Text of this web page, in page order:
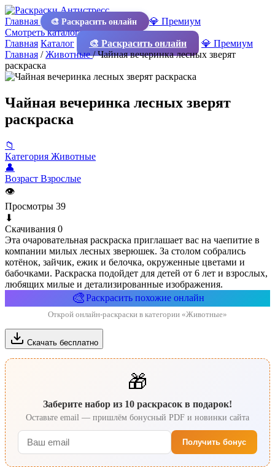
Главная 🎨 Раскрасить онлайн
💎 Премиум
Смотреть каталог
Главная Каталог 🎨 Раскрасить онлайн
💎 Премиум
Главная /Животные/Чайная вечеринка лесных зверят
раскраска
Чайная вечеринка лесных зверят
раскраска
📁
Категория Животные
👤
Возраст Взрослые
👁
Просмотры 39
⬇
Скачивания 0
Эта очаровательная раскраска приглашает вас на чаепитие в
компании милых лесных зверюшек. За столом собрались
котёнок, зайчик, ежик и белочка, окруженные цветами и
бабочками. Раскраска подойдет для детей от 6 лет и взрослых,
любящих милые и детализированные изображения.
🎨Раскрасить похожие онлайн
Открой онлайн-раскраски в категории «Животные»
Скачать бесплатно
🎁
Заберите набор из 10 раскрасок в подарок!
Оставьте email — пришлём бонусный PDF и новинки сайта
Получить бонус